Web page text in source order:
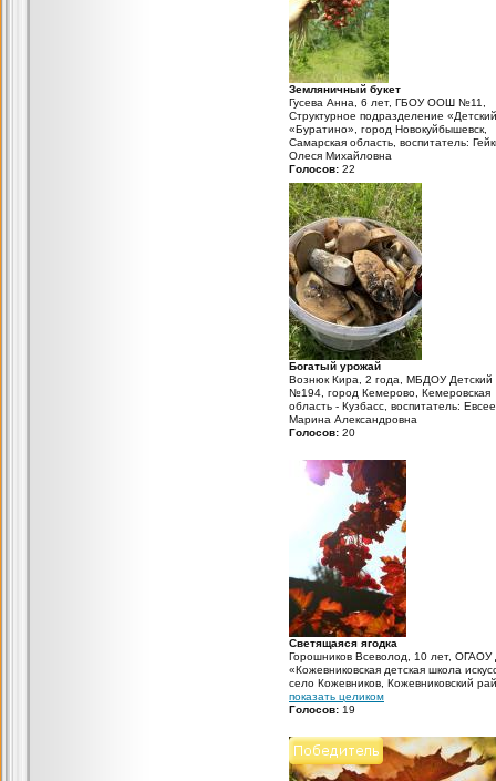
Земляничный букет
Гусева Анна, 6 лет, ГБОУ ООШ №11,
Структурное подразделение
«Буратино», город Новокуйбышевск,
Самарская область, воспитатель:
Олеся Михайловна
Голосов: 22
Богатый урожай
Вознюк Кира, 2 года, МБДОУ Детский
№194, город Кемерово, Кемеровская
область - Кузбасс, воспитатель:
Марина Александровна
Голосов: 20
Светящаяся ягодка
Горошников Всеволод, 10 лет,
«Кожевниковская детская школа
село Кожевников, Кожевниковский
Томская область, заведующая
«Техника и искусство фотографии»:
показать целиком
Голосов: 19